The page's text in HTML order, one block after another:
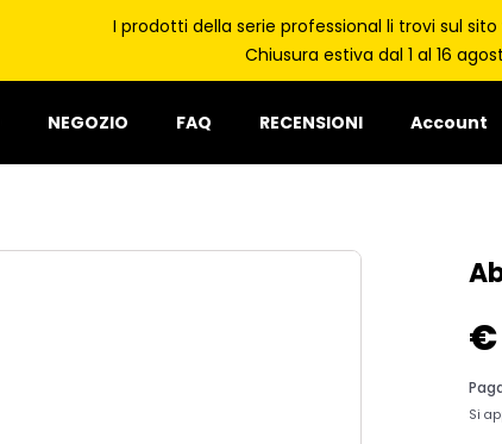
I prodotti della serie professional li trovi sul
Chiusura estiva dal 1 al 16
NEGOZIO FAQ RECENSIONI Account
€